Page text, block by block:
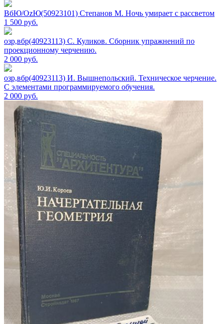
ВбЮ/OzЮ(50923101) Степанов М. Ночь умирает с рассветом
1 500 руб.
озр,вбр(40923113) С. Куликов. Сборник упражнений по
проекционному черчению.
2 000 руб.
озр,вбр(40923113) И. Вышнепольский. Техническое черчение.
С элементами программируемого обучения.
2 000 руб.